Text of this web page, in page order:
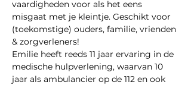
vaardigheden voor als het eens
misgaat met je kleintje. Geschikt voor
(toekomstige) ouders, familie, vrienden
& zorgverleners!
Emilie heeft reeds 11 jaar ervaring in de
medische hulpverlening, waarvan 10
jaar als ambulancier op de 112 en ook